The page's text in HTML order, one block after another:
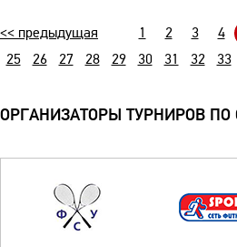
<< предыдущая 1 2 3 4
25
26 27 28 29 30 31 32 33
ОРГАНИЗАТОРЫ ТУРНИРОВ